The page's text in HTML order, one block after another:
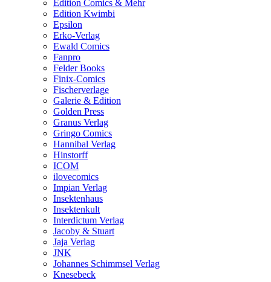
Edition Comics & Mehr
Edition Kwimbi
Epsilon
Erko-Verlag
Ewald Comics
Fanpro
Felder Books
Finix-Comics
Fischerverlage
Galerie & Edition
Golden Press
Granus Verlag
Gringo Comics
Hannibal Verlag
Hinstorff
ICOM
ilovecomics
Impian Verlag
Insektenhaus
Insektenkult
Interdictum Verlag
Jacoby & Stuart
Jaja Verlag
JNK
Johannes Schimmsel Verlag
Knesebeck